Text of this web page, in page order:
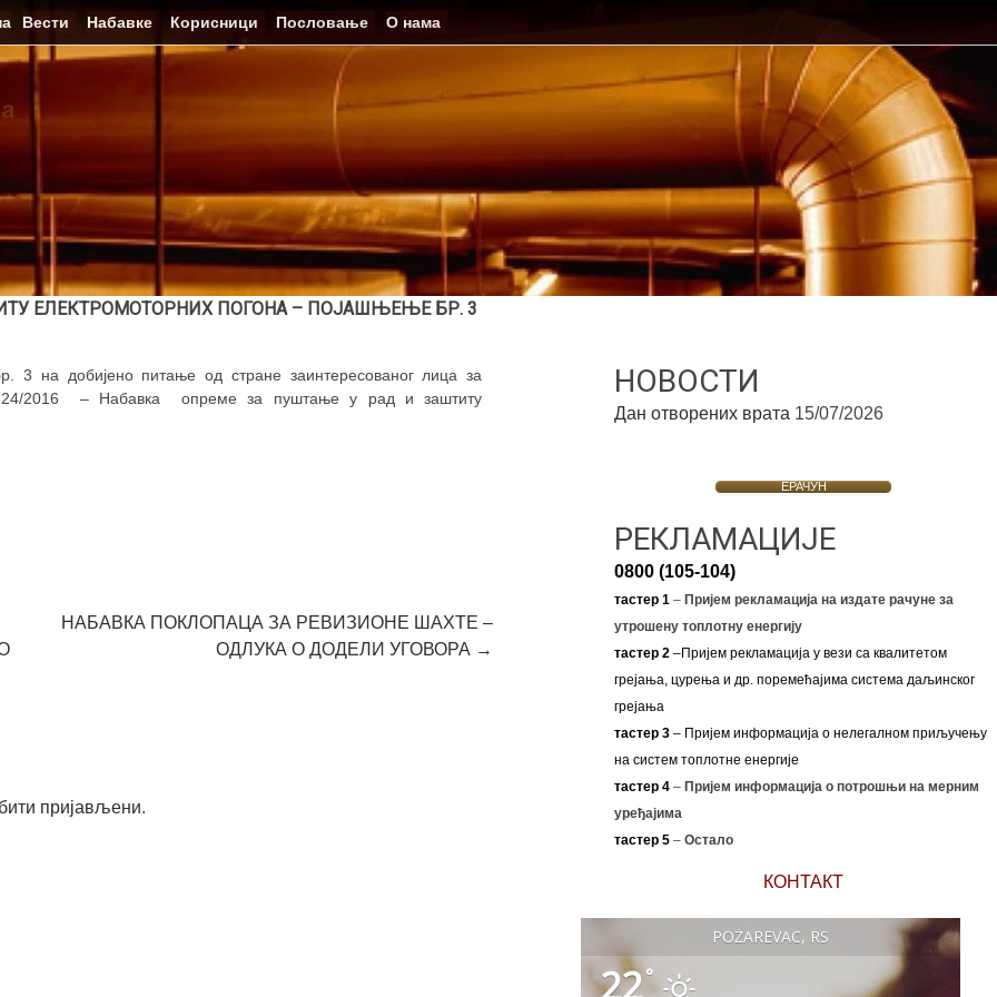
Вести Набавке Корисници Пословање О нама
ЕЛЕКТРОМОТОРНИХ ПОГОНА – ПОЈАШЊЕЊЕ БР. 3
3 на добијено питање од стране заинтересованог лица за
2016 – Набавка опреме за пуштање у рад и заштиту
НАБАВКА ПОКЛОПАЦА ЗА РЕВИЗИОНЕ ШАХТЕ –
ОДЛУКА О ДОДЕЛИ УГОВОРА →
бити пријављени.
НОВОСТИ
Дан отворених врата 15/07/2026
ЕРАЧУН
РЕКЛАМАЦИЈЕ
0800 (105-104)
тастер 1–Пријем рекламација на издате рачуне за
утрошену топлотну енергију
тастер 2–Пријем рекламација у вези са квалитетом
грејања, цурења и др. поремећајима система даљинског
грејања
тастер 3– Пријем информација о нелегалном приључењу
на систем топлотне енергије
тастер 4 – Пријем информација о потрошњи на мерним
уређајима
тастер 5 – Остало
КОНТАКТ
POŽAREVAC, RS
22°